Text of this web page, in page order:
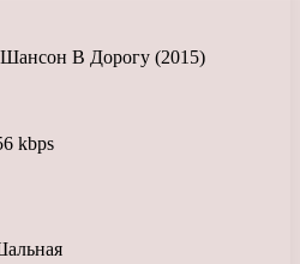
В Дорогу (2015)
kbps